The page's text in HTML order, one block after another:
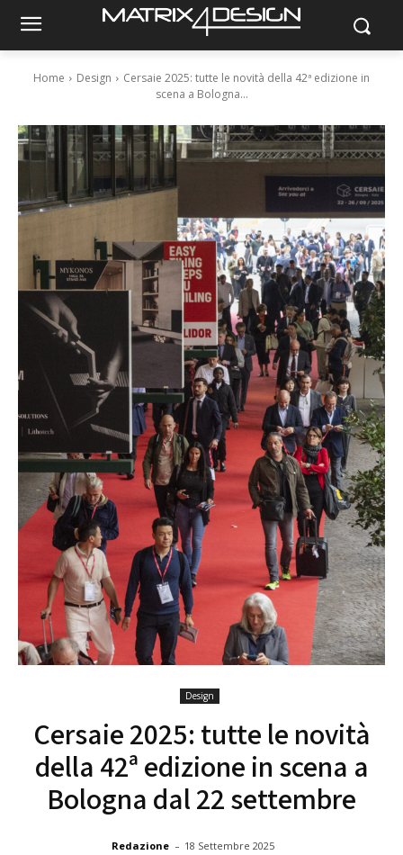
Home Design
Cersaie 2025: tutte le novità della 42ª edizione in
scena a Bologna...
Design
Cersaie 2025: tutte le novità
della 42ª edizione in scena a
Bologna dal 22 settembre
Redazione - 18 Settembre 2025